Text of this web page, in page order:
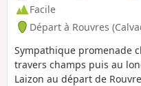
Facile
Départ à Rouvres
Sympathique promenade
travers champs puis au
Laizon au départ de